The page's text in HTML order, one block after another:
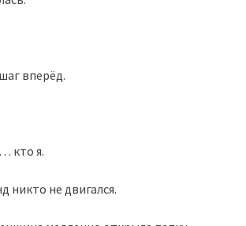
вперёд.
кто я.
никто не двигался.